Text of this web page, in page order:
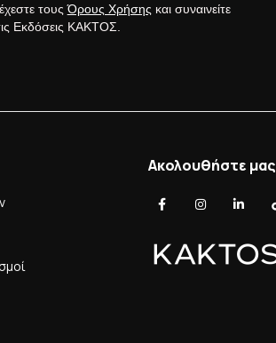
τουςΌρους Χρήσης και συναινείτε
Εκδόσεις ΚΑΚΤΟΣ.
Ακολουθήστε μας